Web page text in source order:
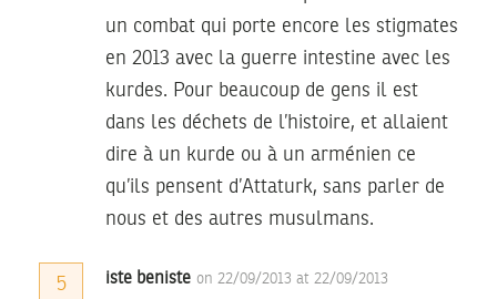
un combat qui porte encore les stigmates
en 2013 avec la guerre intestine avec les
kurdes. Pour beaucoup de gens il est
dans les déchets de l’histoire, et allaient
dire à un kurde ou à un arménien ce
qu’ils pensent d’Attaturk, sans parler de
nous et des autres musulmans.
5 iste beniste on 22/09/2013 at 22/09/2013